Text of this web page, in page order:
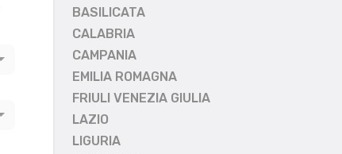
BASILICATA
CALABRIA
CAMPANIA
EMILIA ROMAGNA
FRIULI VENEZIA GIULIA
LAZIO
LIGURIA